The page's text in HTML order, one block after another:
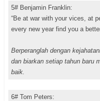
5# Benjamin Franklin:
“Be at war with your vices, at
every new year find you a
Berperanglah dengan
dan biarkan setiap tahun baru
baik.
6# Tom Peters: